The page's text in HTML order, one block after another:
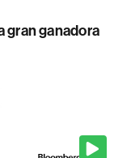
gran ganadora